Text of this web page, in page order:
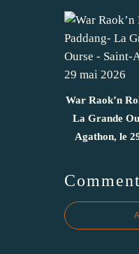
War Raok’n
La Grande
Agathon, le